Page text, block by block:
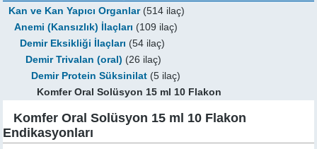
Kan ve Kan Yapıcı Organlar(514 ilaç)
Anemi (Kansızlık) İlaçları (109 ilaç)
Demir Eksikliği İlaçları (54 ilaç)
Demir Trivalan (oral) (26 ilaç)
Demir Protein Süksinilat (5 ilaç)
Komfer Oral Solüsyon 15 ml 10 Flakon
Komfer Oral Solüsyon 15 ml 10 Flakon
Endikasyonları